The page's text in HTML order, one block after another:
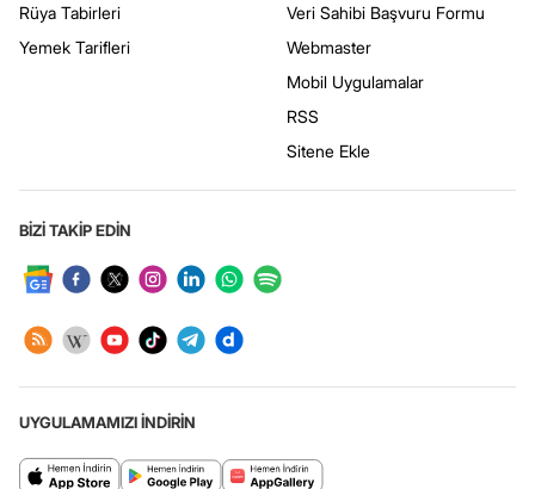
Rüya Tabirleri
Yemek Tarifleri
Veri Sahibi Başvuru Formu
Webmaster
Mobil Uygulamalar
RSS
Sitene Ekle
BİZİ TAKİP EDİN
UYGULAMAMIZI İNDİRİN